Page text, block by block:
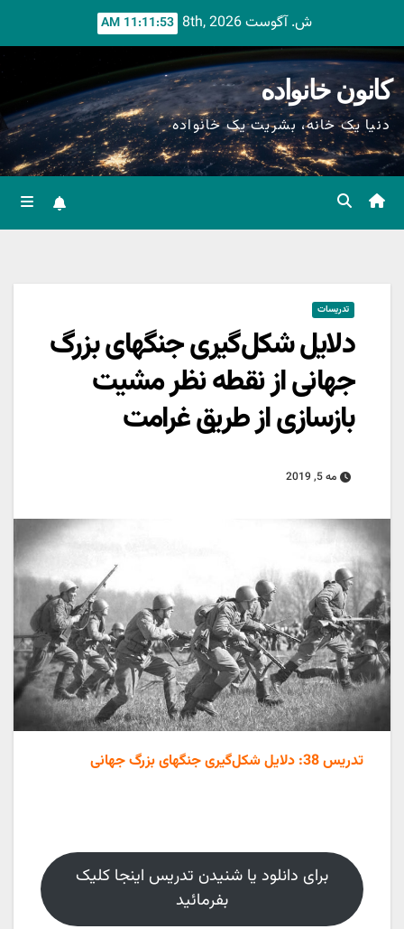
content
ش. آگوست 8th, 2026 11:11:54 AM
کانون خانواده
دنیا یک خانه، بشریت یک خانواده
تدریسات
دلایل شکل‌گیری جنگهای بزرگ
جهانی از نقطه نظر مشیت
بازسازی از طریق غرامت
مه 5, 2019
تدریس 38: دلایل شکل‌گیری جنگهای بزرگ جهانی
برای دانلود یا شنیدن تدریس اینجا کلیک
بفرمائید